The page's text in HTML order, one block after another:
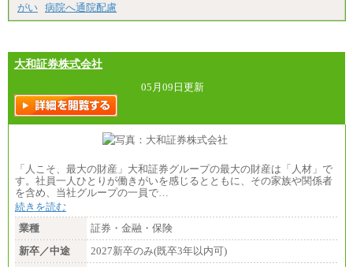
がい 病院へ通院配慮
大和証券株式会社
05月09日更新
「人こそ、最大の財産」大和証券グループの最大の財産は「人材」で
す。社員一人ひとりが働きがいを感じるとともに、その家族や関係者
を含め、当社グループの一員で…
続きを読む
業種
証券・金融・保険
新卒／中途
2027新卒のみ(既卒3年以内可)